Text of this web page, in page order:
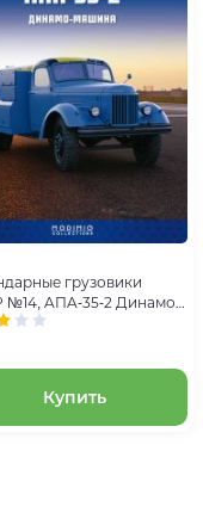
грузовики
AПA-35-2 Динамо-
Купить